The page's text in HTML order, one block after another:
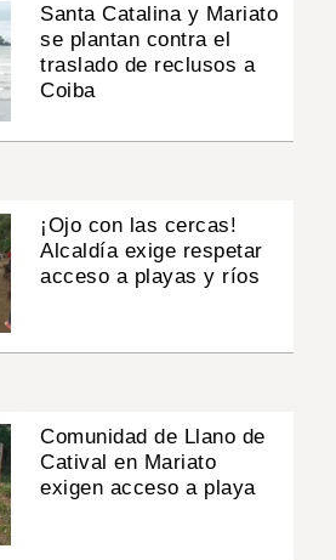
Santa Catalina y Mariato
se plantan contra el
traslado de reclusos a
Coiba
¡Ojo con las cercas!
Alcaldía exige respetar
acceso a playas y ríos
Comunidad de Llano de
Catival en Mariato
exigen acceso a playa